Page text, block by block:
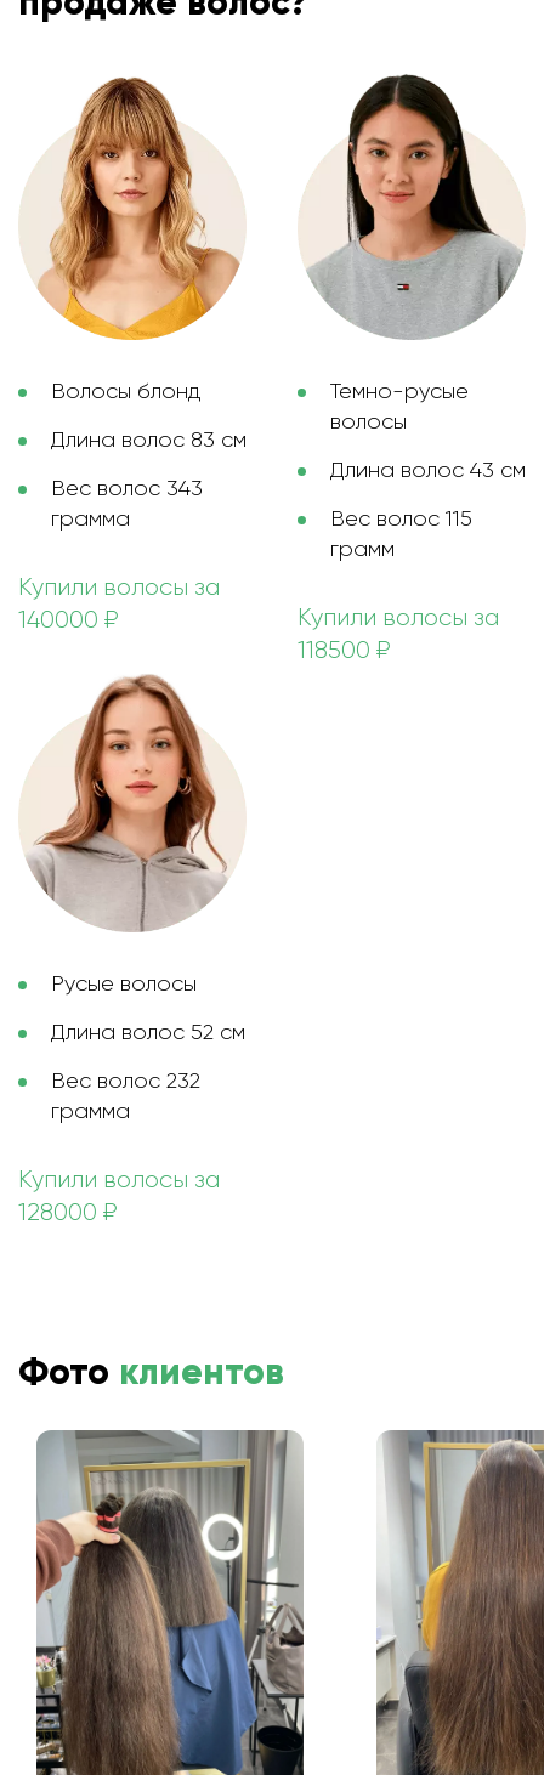
Волосы блонд
Длина волос 83 см
Вес волос 343
грамма
Купили волосы за
140000 ₽
Темно-русые
волосы
Длина волос 43 см
Вес волос 115
грамм
Купили волосы за
118500 ₽
Русые волосы
Длина волос 52 см
Вес волос 232
грамма
Купили волосы за
128000 ₽
Фото клиентов